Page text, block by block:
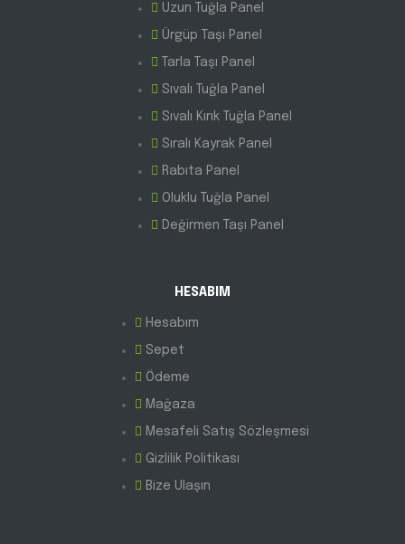
Uzun Tuğla Panel
Ürgüp Taşı Panel
Tarla Taşı Panel
Sıvalı Tuğla Panel
Sıvalı Kırık Tuğla Panel
Sıralı Kayrak Panel
Rabıta Panel
Oluklu Tuğla Panel
Değirmen Taşı Panel
HESABIM
Hesabım
Sepet
Ödeme
Mağaza
Mesafeli Satış Sözleşmesi
Gizlilik Politikası
Bize Ulaşın